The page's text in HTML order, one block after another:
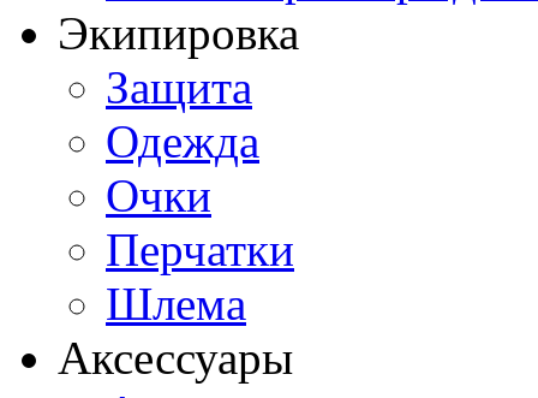
Экипировка
Защита
Одежда
Очки
Перчатки
Шлема
Аксессуары